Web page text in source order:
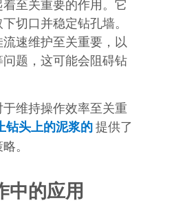
至关重要的作用。它
切口并稳定钻孔墙。
速维护至关重要，以
题，这可能会阻碍钻
于维持操作效率至关重
钻头上的泥浆的 提供了
。
中的应用